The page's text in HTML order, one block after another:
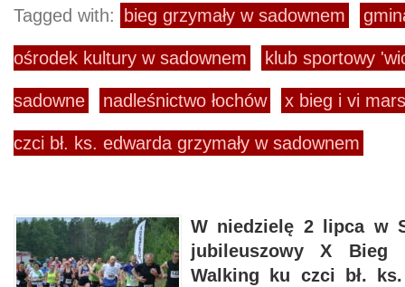
Tagged with: bieg grzymały w sadownem
ośrodek kultury w sadownem klub sportowy
sadowne nadleśnictwo łochów x bieg i vi
czci bł. ks. edwarda grzymały w sadownem
W niedzielę 2 lipca w
jubileuszowy X
Walking ku czci bł. ks.